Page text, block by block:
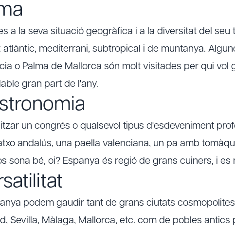
a la seva situació geogràfica i a la diversitat del seu
atlàntic, mediterrani, subtropical i de muntanya.
o Palma de Mallorca són molt visitades per qui vol
gran part de l'any.
un congrés o qualsevol tipus d'esdeveniment
andalús, una paella valenciana, un pa amb
sona bé, oi? Espanya és regió de grans cuiners, i es
podem gaudir tant de grans ciutats
Sevilla, Màlaga, Mallorca, etc. com de pobles